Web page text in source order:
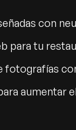
con
para tu
fotografías
aumentar